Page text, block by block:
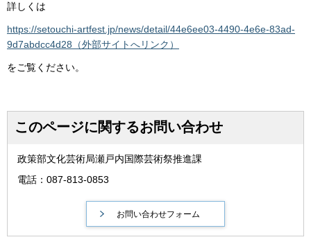
詳しくは
https://setouchi-artfest.jp/news/detail/44e6ee03-4490-4e6e-83ad-
9d7abdcc4d28（外部サイトへリンク）
をご覧ください。
このページに関するお問い合わせ
政策部文化芸術局瀬戸内国際芸術祭推進課
電話：087-813-0853